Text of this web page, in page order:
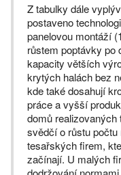
Z tabulky dále
postaveno
panelovou montáží
růstem poptávky po
kapacity větších
krytých halách bez
kde také dosahují
práce a vyšší
domů
svědčí o růstu
tesařských firem,
začínají. U malých